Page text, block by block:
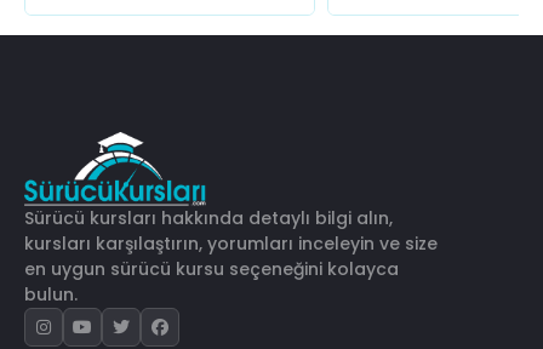
Sürücü kursları hakkında detaylı bilgi alın,
kursları karşılaştırın, yorumları inceleyin ve size
en uygun sürücü kursu seçeneğini kolayca
bulun.